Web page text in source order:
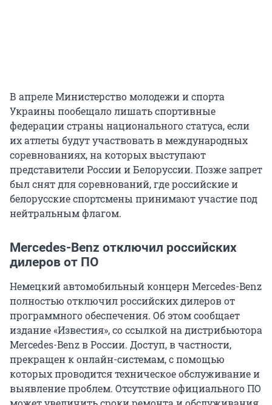
В апреле Министерство молодежи и спорта
Украины пообещало лишать спортивные
федерации страны национального статуса, если
их атлеты будут участвовать в международных
соревнованиях, на которых выступают
представители России и Белоруссии. Позже запрет
был снят для соревнований, где российские и
белорусские спортсмены принимают участие под
нейтральным флагом.
Mercedes-Benz отключил российских
дилеров от ПО
Немецкий автомобильный концерн Mercedes-Benz
полностью отключил российских дилеров от
программного обеспечения. Об этом сообщает
издание «Известия», со ссылкой на дистрибьютора
Mercedes-Benz в России. Доступ, в частности,
прекращен к онлайн-системам, с помощью
которых проводится техническое обслуживание и
выявление проблем. Отсутствие официального ПО